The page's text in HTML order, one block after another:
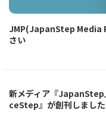
JMP(JapanStep Media
さい
新メディア『JapanStep
ceStep』が創刊しました